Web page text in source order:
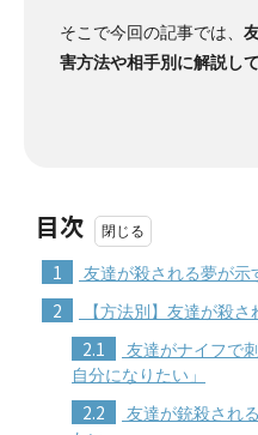
そこで今回の記事では、
害方法や相手別に解説し
目次
1 友達が殺される夢が示
2 【方法別】友達が殺さ
2.1
友達がナイフで
自分になりたい」
2.2
友達が銃殺され